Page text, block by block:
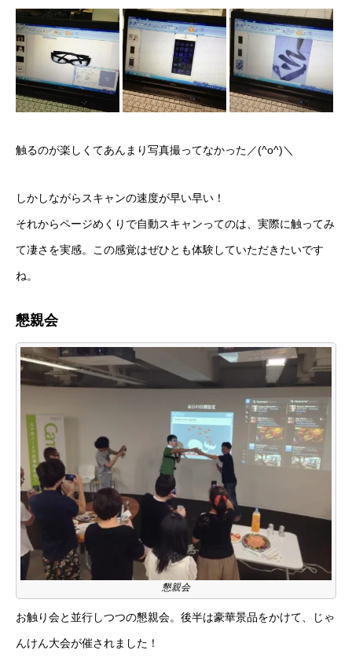
触るのが楽しくてあんまり写真撮ってなかった／(^o^)＼
しかしながらスキャンの速度が早い早い！
それからページめくりで自動スキャンってのは、実際に触ってみ
て凄さを実感。この感覚はぜひとも体験していただきたいです
ね。
懇親会
懇親会
お触り会と並行しつつの懇親会。後半は豪華景品をかけて、じゃ
んけん大会が催されました！